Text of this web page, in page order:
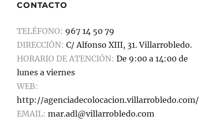
o
o
k
o
n
ir
CONTACTO
TELÉFONO: 967 14 50 79
DIRECCIÓN: C/ Alfonso XIII, 31. Villarrobledo.
HORARIO DE ATENCIÓN: De 9:00 a 14:00 de
lunes a viernes
WEB:
http://agenciadecolocacion.villarrobledo.com/
EMAIL: mar.adl@villarrobledo.com